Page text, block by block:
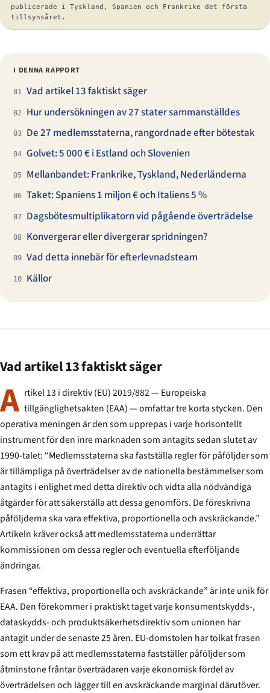
publicerade i Tyskland, Spanien och Frankrike det första
tillsynsåret.
I DENNA RAPPORT
01 Vad artikel 13 faktiskt säger
02 Hur undersökningen av 27 stater sammanställdes
03 De 27 medlemsstaterna, rangordnade efter bötestak
04 Golvet: 5 000 € i Estland och Slovenien
05 Mellanbandet: Frankrike, Tyskland, Nederländerna
06 Taket: Spaniens 1 miljon € och Italiens 5 %
07 Dagsbötesmultiplikatorn vid pågående överträdelse
08 Konvergerar eller divergerar spridningen?
09 Vad detta innebär för efterlevnadsteam
10 Källor
Vad artikel 13 faktiskt säger
A rtikel 13 i direktiv (EU) 2019/882 — Europeiska
tillgänglighetsakten (EAA) — omfattar tre korta stycken. Den
operativa meningen är den som upprepas i varje horisontellt
instrument för den inre marknaden som antagits sedan slutet av
1990-talet: “Medlemsstaterna ska fastställa regler för påföljder som
är tillämpliga på överträdelser av de nationella bestämmelser som
antagits i enlighet med detta direktiv och vidta alla nödvändiga
åtgärder för att säkerställa att dessa genomförs. De föreskrivna
påföljderna ska vara effektiva, proportionella och avskräckande.”
Artikeln kräver också att medlemsstaterna underrättar
kommissionen om dessa regler och eventuella efterföljande
ändringar.
Frasen “effektiva, proportionella och avskräckande” är inte unik för
EAA. Den förekommer i praktiskt taget varje konsumentskydds-,
dataskydds- och produktsäkerhetsdirektiv som unionen har
antagit under de senaste 25 åren. EU-domstolen har tolkat frasen
som ett krav på att medlemsstaterna fastställer påföljder som
åtminstone fråntar överträdaren varje ekonomisk fördel av
överträdelsen och lägger till en avskräckande marginal därutöver.